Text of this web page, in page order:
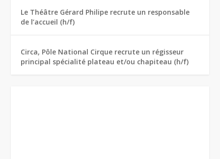
Le Théâtre Gérard Philipe recrute un responsable
de l’accueil (h/f)
Circa, Pôle National Cirque recrute un régisseur
principal spécialité plateau et/ou chapiteau (h/f)